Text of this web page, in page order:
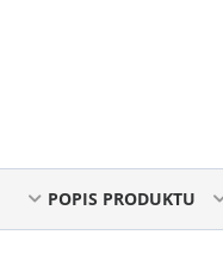
POPIS PRODUKTU